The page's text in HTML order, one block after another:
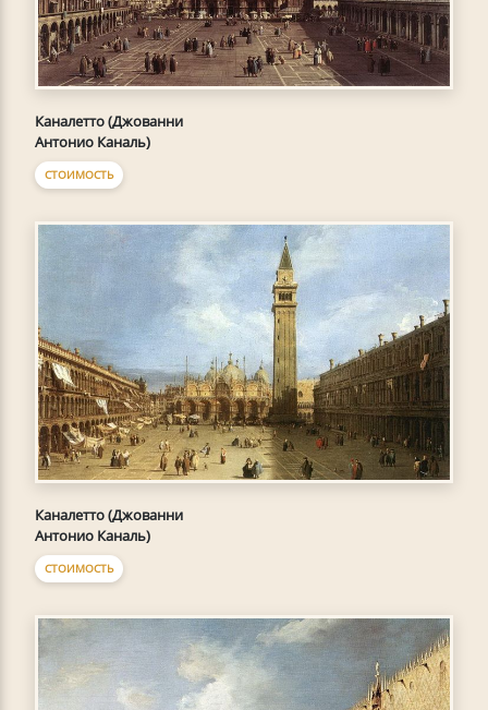
Каналетто (Джованни
Антонио Каналь)
СТОИМОСТЬ
Каналетто (Джованни
Антонио Каналь)
СТОИМОСТЬ